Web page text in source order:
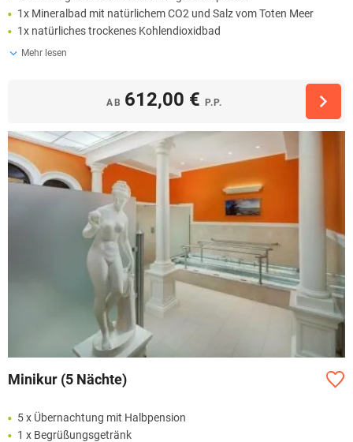
1x Mineralbad mit natürlichem CO2 und Salz vom Toten Meer
1x natürliches trockenes Kohlendioxidbad
Mehr lesen
AB 612,00 € P.P.
Minikur (5 Nächte)
5 x Übernachtung mit Halbpension
1 x Begrüßungsgetränk